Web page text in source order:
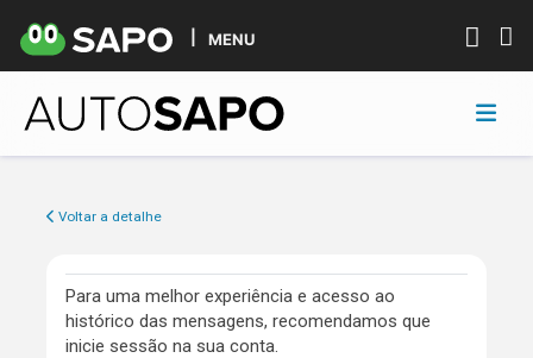
MENU
Voltar a detalhe
Para uma melhor experiência e acesso ao
histórico das mensagens, recomendamos que
inicie sessão na sua conta.